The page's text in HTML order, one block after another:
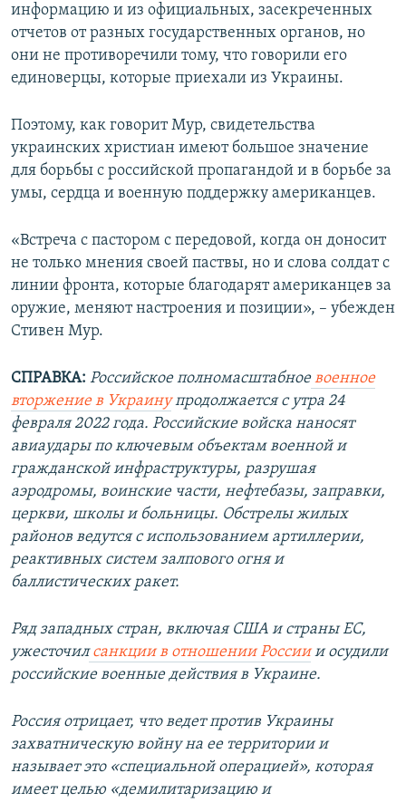
информацию и из официальных, засекреченных
отчетов от разных государственных органов, но
они не противоречили тому, что говорили его
единоверцы, которые приехали из Украины.
Поэтому, как говорит Мур, свидетельства
украинских христиан имеют большое значение
для борьбы с российской пропагандой и в борьбе за
умы, сердца и военную поддержку американцев.
«Встреча с пастором с передовой, когда он доносит
не только мнения своей паствы, но и слова солдат с
линии фронта, которые благодарят американцев за
оружие, меняют настроения и позиции», – убежден
Стивен Мур.
СПРАВКА: Российское полномасштабноевоенное
вторжение в Украинупродолжается с утра 24
февраля 2022 года. Российские войска наносят
авиаудары по ключевым объектам военной и
гражданской инфраструктуры, разрушая
аэродромы, воинские части, нефтебазы, заправки,
церкви, школы и больницы. Обстрелы жилых
районов ведутся с использованием артиллерии,
реактивных систем залпового огня и
баллистических ракет.
Ряд западных стран, включая США и страны ЕС,
ужесточилсанкции в отношении Россиии осудили
российские военные действия в Украине.
Россия отрицает, что ведет против Украины
захватническую войну на ее территории и
называет это «специальной операцией», которая
имеет целью «демилитаризацию и